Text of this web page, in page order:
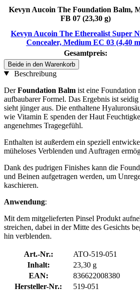
Kevyn Aucoin The Foundation Balm,
FB 07 (23,30 g)
Kevyn Aucoin The Etherealist Super
Concealer, Medium EC 03 (4,40
Gesamtpreis:
Beide in den Warenkorb
Beschreibung
DerFoundation Balm ist eine Foundation
aufbaubarer Formel. Das Ergebnis ist
sieht jünger aus. Die enthaltene
wie Vitamin E spenden der Haut
angenehmes Tragegefühl.
Enthalten ist außerdem ein speziell
müheloses Verblenden und Auftragen
Dank des pudrigen Finishes kann die
und Beinen aufgetragen werden, um
kaschieren.
Anwendung:
Mit dem mitgelieferten Pinsel Produkt
streichen, dabei in der Mitte des Gesichts
hin verblenden.
Art.-Nr.:
ATO-519-051
Inhalt:
23,30 g
EAN:
836622008380
Hersteller-Nr.:
519-051